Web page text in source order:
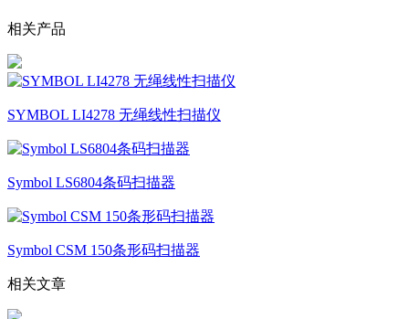
相关产品
SYMBOL LI4278 无绳线性扫描仪
Symbol LS6804条码扫描器
Symbol CSM 150条形码扫描器
相关文章